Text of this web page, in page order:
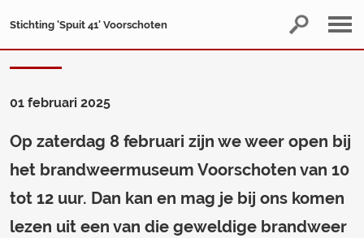
Stichting 'Spuit 41' Voorschoten
01 februari 2025
Op zaterdag 8 februari zijn we weer open bij
het brandweermuseum Voorschoten van 10
tot 12 uur. Dan kan en mag je bij ons komen
lezen uit een van die geweldige brandweer